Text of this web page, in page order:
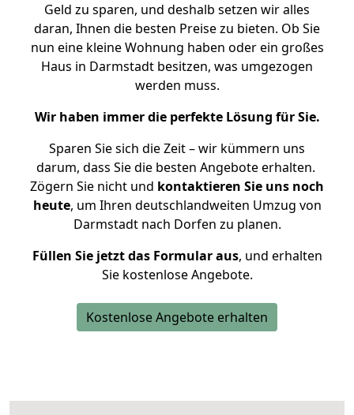
Geld zu sparen, und deshalb setzen wir alles
daran, Ihnen die besten Preise zu bieten. Ob Sie
nun eine kleine Wohnung haben oder ein großes
Haus in Darmstadt besitzen, was umgezogen
werden muss.
Wir haben immer die perfekte Lösung für Sie.
Sparen Sie sich die Zeit – wir kümmern uns
darum, dass Sie die besten Angebote erhalten.
Zögern Sie nicht und kontaktieren Sie uns noch
heute, um Ihren deutschlandweiten Umzug von
Darmstadt nach Dorfen zu planen.
Füllen Sie jetzt das Formular aus, und erhalten
Sie kostenlose Angebote.
Kostenlose Angebote erhalten